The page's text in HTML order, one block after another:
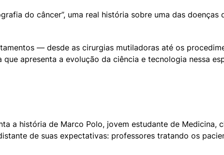
do câncer”, uma real história sobre uma das doenças
— desde as cirurgias mutiladoras até os
apresenta a evolução da ciência e tecnologia nessa
a história de Marco Polo, jovem estudante de Medicina,
de suas expectativas: professores tratando os